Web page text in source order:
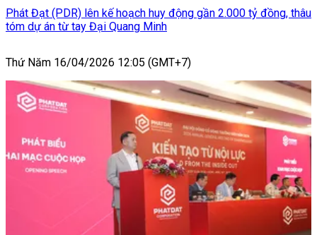
Phát Đạt (PDR) lên kế hoạch huy động gần 2.000 tỷ đồng, thâu
tóm dự án từ tay Đại Quang Minh
Thứ Năm 16/04/2026 12:05 (GMT+7)